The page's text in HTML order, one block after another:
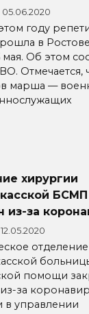
05.06.2020
году
в
мая. Об этом
Отмечается,
марша —
хирургии
из-за
12.05.2020
отделение
помощи
за
в управлении